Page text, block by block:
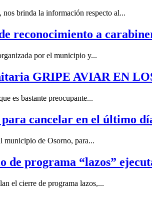
nos brinda la información respecto al...
reconocimiento a
por el municipio y...
GRIPE AVIAR EN
es bastante preocupante...
cancelar en el último
municipio de Osorno, para...
de programa “lazos”
el cierre de programa lazos,...